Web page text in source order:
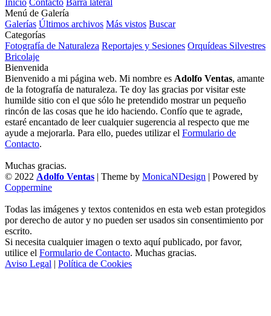
Menú de Galería
Galerías Últimos archivos Más vistos Buscar
Categorías
Fotografía de Naturaleza Reportajes y Sesiones Orquídeas Silvestres
Bricolaje
Bienvenida
Bienvenido a mi página web. Mi nombre es Adolfo Ventas, amante
de la fotografía de naturaleza. Te doy las gracias por visitar este
humilde sitio con el que sólo he pretendido mostrar un pequeño
rincón de las cosas que he ido haciendo. Confío que te agrade,
estaré encantado de leer cualquier sugerencia al respecto que me
ayude a mejorarla. Para ello, puedes utilizar el Formulario de
Contacto.
Muchas gracias.
© 2022 Adolfo Ventas | Theme by MonicaNDesign | Powered by
Coppermine
Todas las imágenes y textos contenidos en esta web estan protegidos
por derecho de autor y no pueden ser usados sin consentimiento por
escrito.
Si necesita cualquier imagen o texto aquí publicado, por favor,
utilice el Formulario de Contacto. Muchas gracias.
Aviso Legal | Política de Cookies